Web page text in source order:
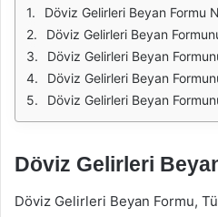
Döviz Gelirleri Beyan Formu
Döviz Gelirleri Beyan
Döviz Gelirleri Beyan
Döviz Gelirleri Beyan
Döviz Gelirleri Beyan
Döviz Gelirleri
Döviz Gelirleri Beyan Formu,